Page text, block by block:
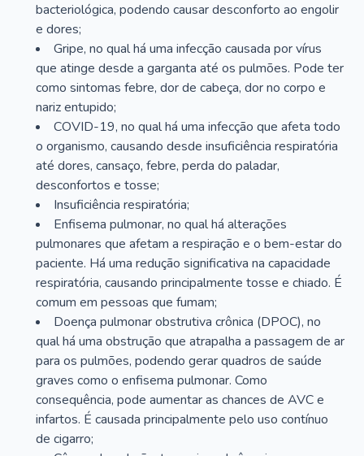
bacteriológica, podendo causar desconforto ao engolir
e dores;
Gripe, no qual há uma infecção causada por vírus
que atinge desde a garganta até os pulmões. Pode ter
como sintomas febre, dor de cabeça, dor no corpo e
nariz entupido;
COVID-19, no qual há uma infecção que afeta todo
o organismo, causando desde insuficiência respiratória
até dores, cansaço, febre, perda do paladar,
desconfortos e tosse;
Insuficiência respiratória;
Enfisema pulmonar, no qual há alterações
pulmonares que afetam a respiração e o bem-estar do
paciente. Há uma redução significativa na capacidade
respiratória, causando principalmente tosse e chiado. É
comum em pessoas que fumam;
Doença pulmonar obstrutiva crônica (DPOC), no
qual há uma obstrução que atrapalha a passagem de ar
para os pulmões, podendo gerar quadros de saúde
graves como o enfisema pulmonar. Como
consequência, pode aumentar as chances de AVC e
infartos. É causada principalmente pelo uso contínuo
de cigarro;